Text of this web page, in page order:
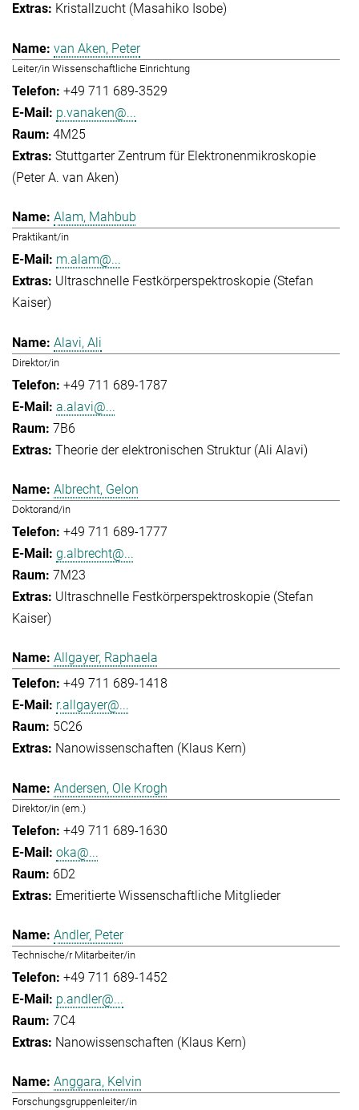
Kristallzucht (Masahiko Isobe)
van Aken, Peter
Leiter/in Wissenschaftliche Einrichtung
+49 711 689-3529
p.vanaken@...
4M25
Stuttgarter Zentrum für Elektronenmikroskopie
(Peter A. van Aken)
Alam, Mahbub
Praktikant/in
m.alam@...
Ultraschnelle Festkörperspektroskopie (Stefan
Kaiser)
Alavi, Ali
Direktor/in
+49 711 689-1787
a.alavi@...
7B6
Theorie der elektronischen Struktur (Ali Alavi)
Albrecht, Gelon
Doktorand/in
+49 711 689-1777
g.albrecht@...
7M23
Ultraschnelle Festkörperspektroskopie (Stefan
Kaiser)
Allgayer, Raphaela
+49 711 689-1418
r.allgayer@...
5C26
Nanowissenschaften (Klaus Kern)
Andersen, Ole Krogh
Direktor/in (em.)
+49 711 689-1630
oka@...
6D2
Emeritierte Wissenschaftliche Mitglieder
Andler, Peter
Technische/r Mitarbeiter/in
+49 711 689-1452
p.andler@...
7C4
Nanowissenschaften (Klaus Kern)
Anggara, Kelvin
Forschungsgruppenleiter/in